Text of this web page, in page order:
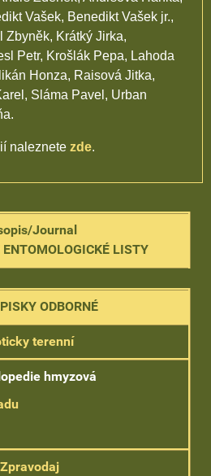
Vašek, Benedikt Vašek jr.,
Zbyněk, Krátký Jirka,
Petr, Krošlák Pepa, Lahoda
Honza, Raisová Jitka,
Sláma Pavel, Urban
naleznete zde.
Journal
LISTY
ODBORNÉ
terenní
hmyzová
Zpravodaj